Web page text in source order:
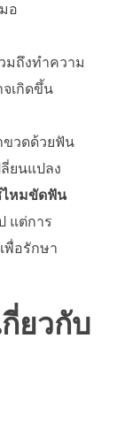
อ
มถึงทำความ
เกิดขึ้น
ขวดด้วยฟัน
ยนแปลง
ไหมขัดฟัน
แต่การ
พื่อรักษา
ยวกับ